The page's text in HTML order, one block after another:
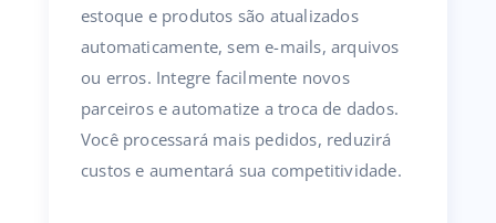
estoque e produtos são atualizados
automaticamente, sem e-mails, arquivos
ou erros. Integre facilmente novos
parceiros e automatize a troca de dados.
Você processará mais pedidos, reduzirá
custos e aumentará sua competitividade.